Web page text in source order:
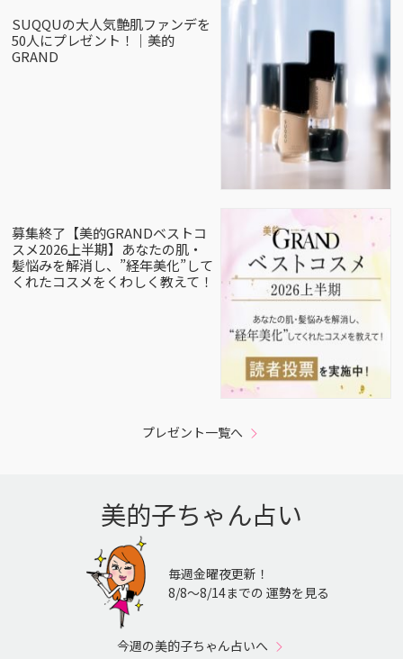
SUQQUの大人気艶肌ファンデを
50人にプレゼント！｜美的
GRAND
募集終了【美的GRANDベストコ
スメ2026上半期】あなたの肌・
髪悩みを解消し、”経年美化”して
くれたコスメをくわしく教えて！
プレゼント一覧へ
美的子ちゃん占い
毎週金曜夜更新！
8/8〜8/14までの 運勢を見る
今週の美的子ちゃん占いへ